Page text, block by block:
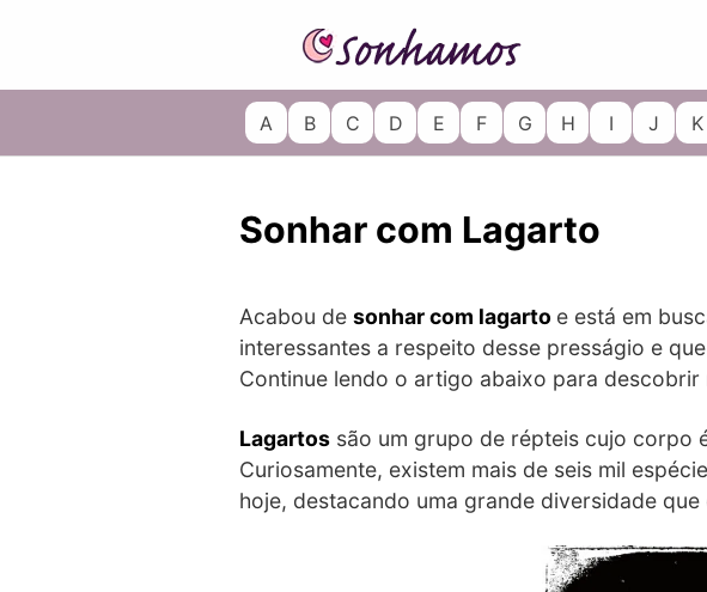
A B C D E F G H I J K
Sonhar com Lagarto
Acabou de sonhar com lagarto e está em
interessantes a respeito desse presságio e
Continue lendo o artigo abaixo para descobrir
Lagartos são um grupo de répteis cujo corpo
Curiosamente, existem mais de seis mil
hoje, destacando uma grande diversidade